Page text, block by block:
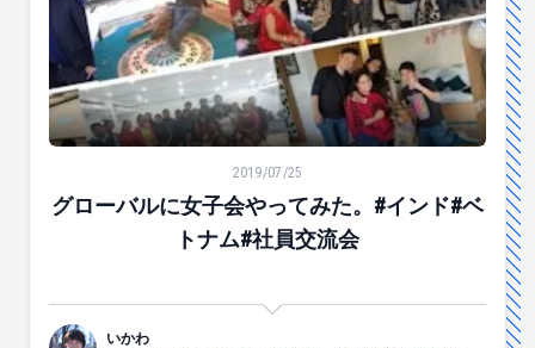
グローバルに女子会やってみた。#インド#ベトナム#社
2019/07/25
グローバルに女子会やってみた。#インド#ベ
トナム#社員交流会
いかわ